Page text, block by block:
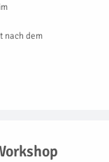
nach dem